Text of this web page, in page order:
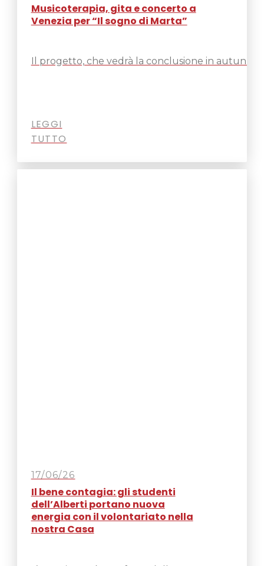
Musicoterapia, gita e concerto a
Venezia per “Il sogno di Marta”
Il progetto, che vedrà la conclusione in
LEGGI
TUTTO
17/06/26
Il bene contagia: gli studenti
dell’Alberti portano nuova
energia con il volontariato nella
nostra Casa